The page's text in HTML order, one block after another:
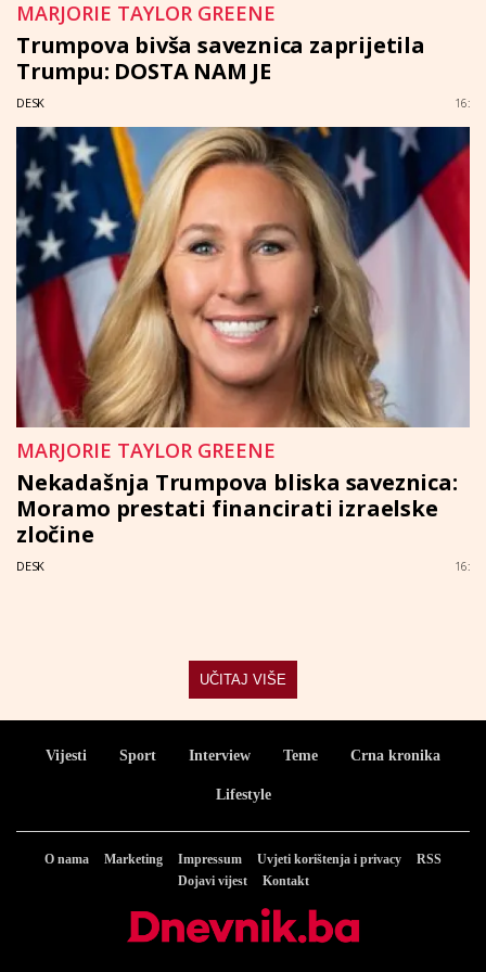
MARJORIE TAYLOR GREENE
Trumpova bivša saveznica zaprijetila
Trumpu: DOSTA NAM JE
DESK 16:
MARJORIE TAYLOR GREENE
Nekadašnja Trumpova bliska saveznica:
Moramo prestati financirati izraelske
zločine
DESK 16:
UČITAJ VIŠE
Vijesti Sport Interview Teme Crna kronika
Lifestyle
O nama Marketing Impressum Uvjeti korištenja i privacy
RSS
Dojavi vijest
Kontakt